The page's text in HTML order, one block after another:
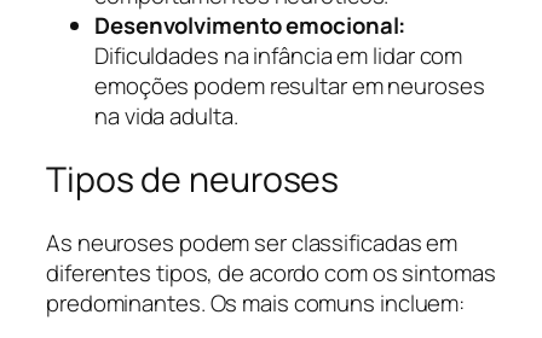
Desenvolvimento emocional:
Dificuldades na infância em lidar com
emoções podem resultar em neuroses
na vida adulta.
Tipos de neuroses
As neuroses podem ser classificadas em
diferentes tipos, de acordo com os sintomas
predominantes. Os mais comuns incluem: